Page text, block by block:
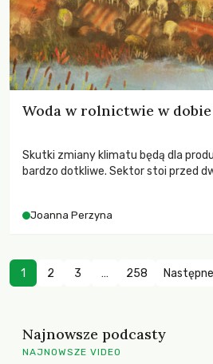
Woda w rolnictwie w
Skutki zmiany klimatu będą dla
bardzo dotkliwe. Sektor stoi przed
zachodzących zmian klimatycznych.
Joanna Perzyna
1 2 3 … 258
Najnowsze podcasty
NAJNOWSZE VIDEO